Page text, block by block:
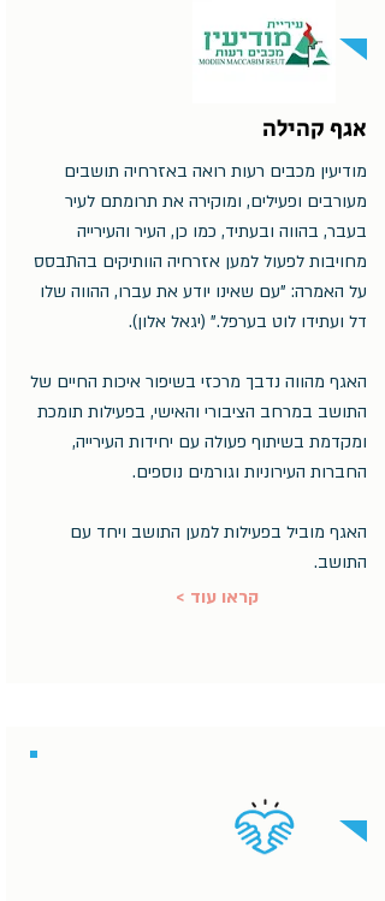
אגף קהילה
מודיעין מכבים רעות רואה באזרחיה תושבים
מעורבים ופעילים, ומוקירה את תרומתם לעיר
בעבר, בהווה ובעתיד, כמו כן, העיר והעירייה
מחויבות לפעול למען אזרחיה הוותיקים בהתבסס
על האמרה: "עם שאינו יודע את עברו, ההווה שלו
דל ועתידו לוט בערפל." (יגאל אלון).
האגף מהווה נדבך מרכזי בשיפור איכות החיים של
התושב במרחב הציבורי והאישי, בפעילות תומכת
ומקדמת בשיתוף פעולה עם יחידות העירייה,
החברות העירוניות וגורמים נוספים.
האגף מוביל בפעילות למען התושב ויחד עם
התושב.
< קראו עוד